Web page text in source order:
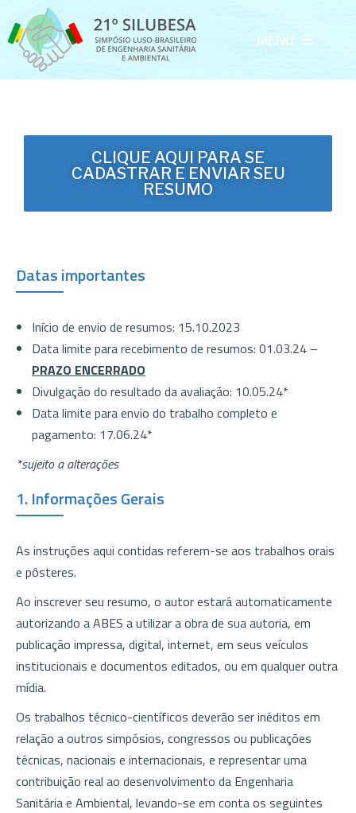
MENU
CLIQUE AQUI PARA SE
CADASTRAR E ENVIAR SEU
RESUMO
Datas importantes
Início de envio de resumos: 15.10.2023
Data limite para recebimento de resumos: 01.03.24 –
PRAZO ENCERRADO
Divulgação do resultado da avaliação: 10.05.24*
Data limite para envio do trabalho completo e
pagamento: 17.06.24*
*sujeito a alterações
1. Informações Gerais
As instruções aqui contidas referem-se aos trabalhos orais
e pôsteres.
Ao inscrever seu resumo, o autor estará automaticamente
autorizando a ABES a utilizar a obra de sua autoria, em
publicação impressa, digital, internet, em seus veículos
institucionais e documentos editados, ou em qualquer outra
mídia.
Os trabalhos técnico-científicos deverão ser inéditos em
relação a outros simpósios, congressos ou publicações
técnicas, nacionais e internacionais, e representar uma
contribuição real ao desenvolvimento da Engenharia
Sanitária e Ambiental, levando-se em conta os seguintes